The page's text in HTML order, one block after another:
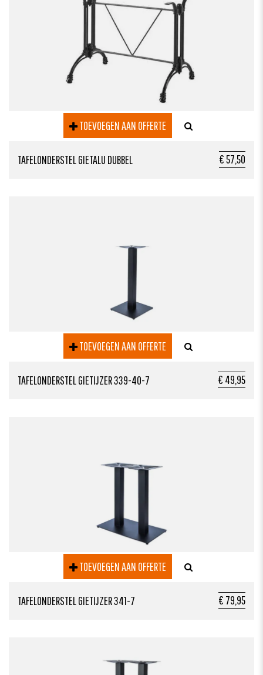
TOEVOEGEN AAN OFFERTE
€ 57,50
TAFELONDERSTEL GIETALU DUBBEL
TOEVOEGEN AAN OFFERTE
€ 49,95
TAFELONDERSTEL GIETIJZER 339-40-7
TOEVOEGEN AAN OFFERTE
€ 79,95
TAFELONDERSTEL GIETIJZER 341-7